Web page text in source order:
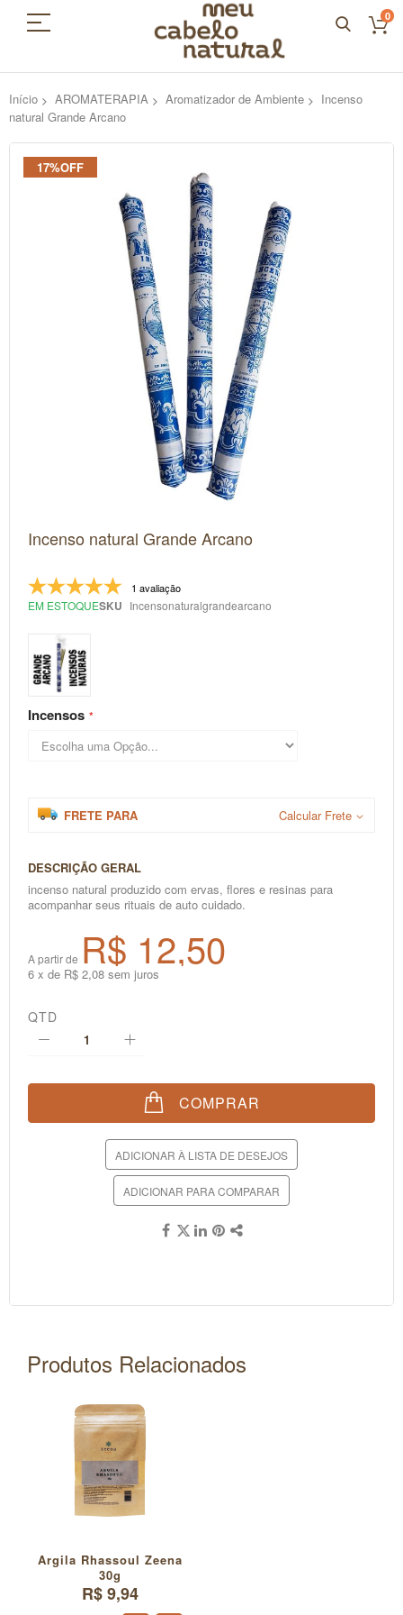
0
Início AROMATERAPIA Aromatizador de Ambiente
Incenso
natural Grande Arcano
Pular
para
17%OFF
para
da
Galeria
de
Incenso natural Grande Arcano
1 avaliação
EM ESTOQUESKU Incensonaturalgrandearcano
Incensos
FRETE PARA Calcular Frete
DESCRIÇÃO GERAL
incenso natural produzido com ervas, flores e resinas para
acompanhar seus rituais de auto cuidado.
A partir de R$ 12,50
6 x de R$ 2,08 sem juros
QTD
COMPRAR
ADICIONAR À LISTA DE DESEJOS
ADICIONAR PARA COMPARAR
Produtos Relacionados
Argila Rhassoul Zeena
30g
R$ 9,94